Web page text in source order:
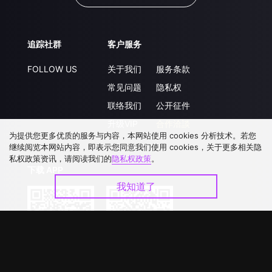
追踪社群
FOLLOW US
客户服务
关于我们
常见问题
联络我们
服务条款
隐私权
公开征件
为提供您更多优质的服务与内容，本网站使用 cookies 分析技术。若您
继续阅览本网站内容，即表示您同意我们使用 cookies，关于更多相关隐
私权政策资讯，请阅读我们的隐私权政策。
我知道了